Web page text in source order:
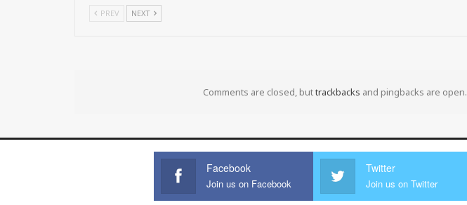
PREV NEXT
Comments are closed, buttrackbacks and pingbacks are open.
Facebook
Join us on Facebook
Twitter
Join us on Twitter